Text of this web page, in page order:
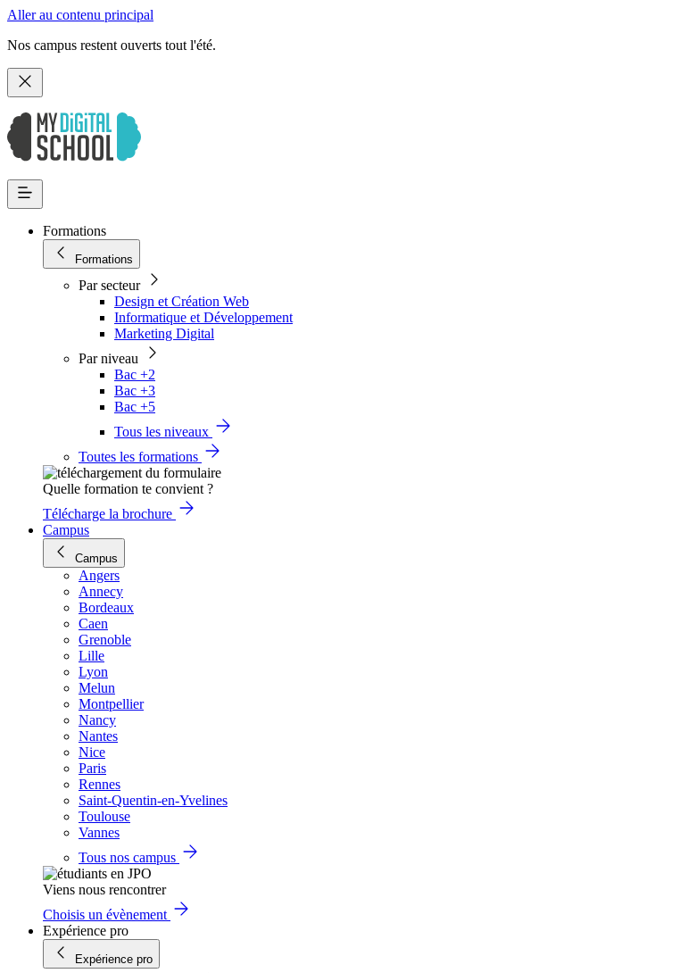
Aller au contenu principal
Nos campus restent ouverts tout l'été.
Formations
Formations
Par secteur
Design et Création Web
Informatique et Développement
Marketing Digital
Par niveau
Bac +2
Bac +3
Bac +5
Tous les niveaux
Toutes les formations
Quelle formation te convient ?
Télécharge la brochure
Campus
Campus
Angers
Annecy
Bordeaux
Caen
Grenoble
Lille
Lyon
Melun
Montpellier
Nancy
Nantes
Nice
Paris
Rennes
Saint-Quentin-en-Yvelines
Toulouse
Vannes
Tous nos campus
Viens nous rencontrer
Choisis un évènement
Expérience pro
Expérience pro